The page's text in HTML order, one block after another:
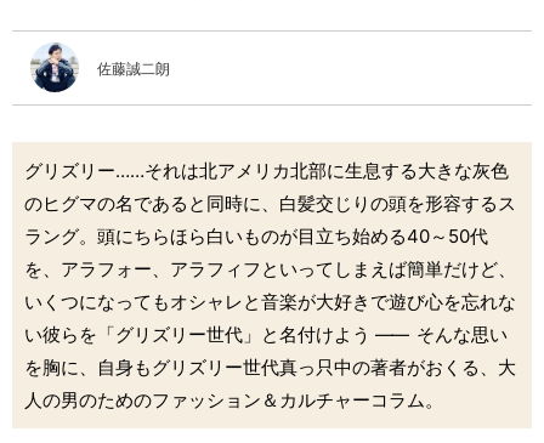
佐藤誠二朗
グリズリー……それは北アメリカ北部に生息する大きな灰色
のヒグマの名であると同時に、白髪交じりの頭を形容するス
ラング。頭にちらほら白いものが目立ち始める40～50代
を、アラフォー、アラフィフといってしまえば簡単だけど、
いくつになってもオシャレと音楽が大好きで遊び心を忘れな
い彼らを「グリズリー世代」と名付けよう ―― そんな思い
を胸に、自身もグリズリー世代真っ只中の著者がおくる、大
人の男のためのファッション＆カルチャーコラム。